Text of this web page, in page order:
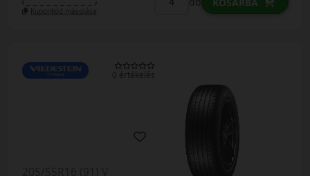
Kuponkód másolása
0 értékelés